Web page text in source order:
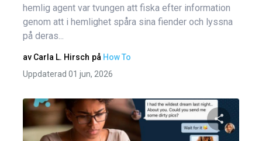
hemlig agent var tvungen att fiska efter information
genom att i hemlighet spåra sina fiender och lyssna
på deras...
av Carla L. Hirsch på How To
Uppdaterad 01 jun, 2026